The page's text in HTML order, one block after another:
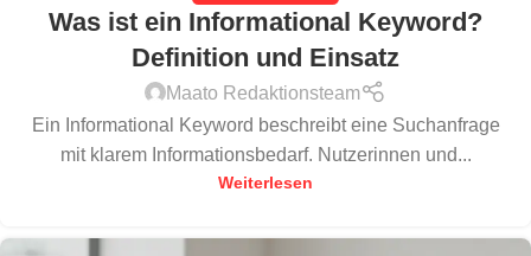
Was ist ein Informational Keyword?
Definition und Einsatz
Maato Redaktionsteam
Ein Informational Keyword beschreibt eine Suchanfrage
mit klarem Informationsbedarf. Nutzerinnen und...
Weiterlesen